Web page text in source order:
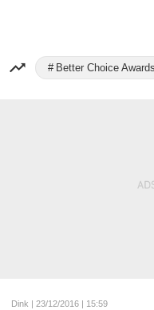
Better Choice
Dink | 23/12/2016 | 15:59